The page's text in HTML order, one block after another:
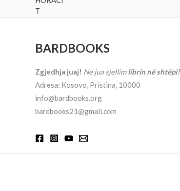
BARDBOOKS
Zgjedhja juaj! Ne jua sjellimlibrin në shtëpi!
Adresa: Kosovo, Pristina, 10000
info@bardbooks.org
bardbooks21@gmail.com